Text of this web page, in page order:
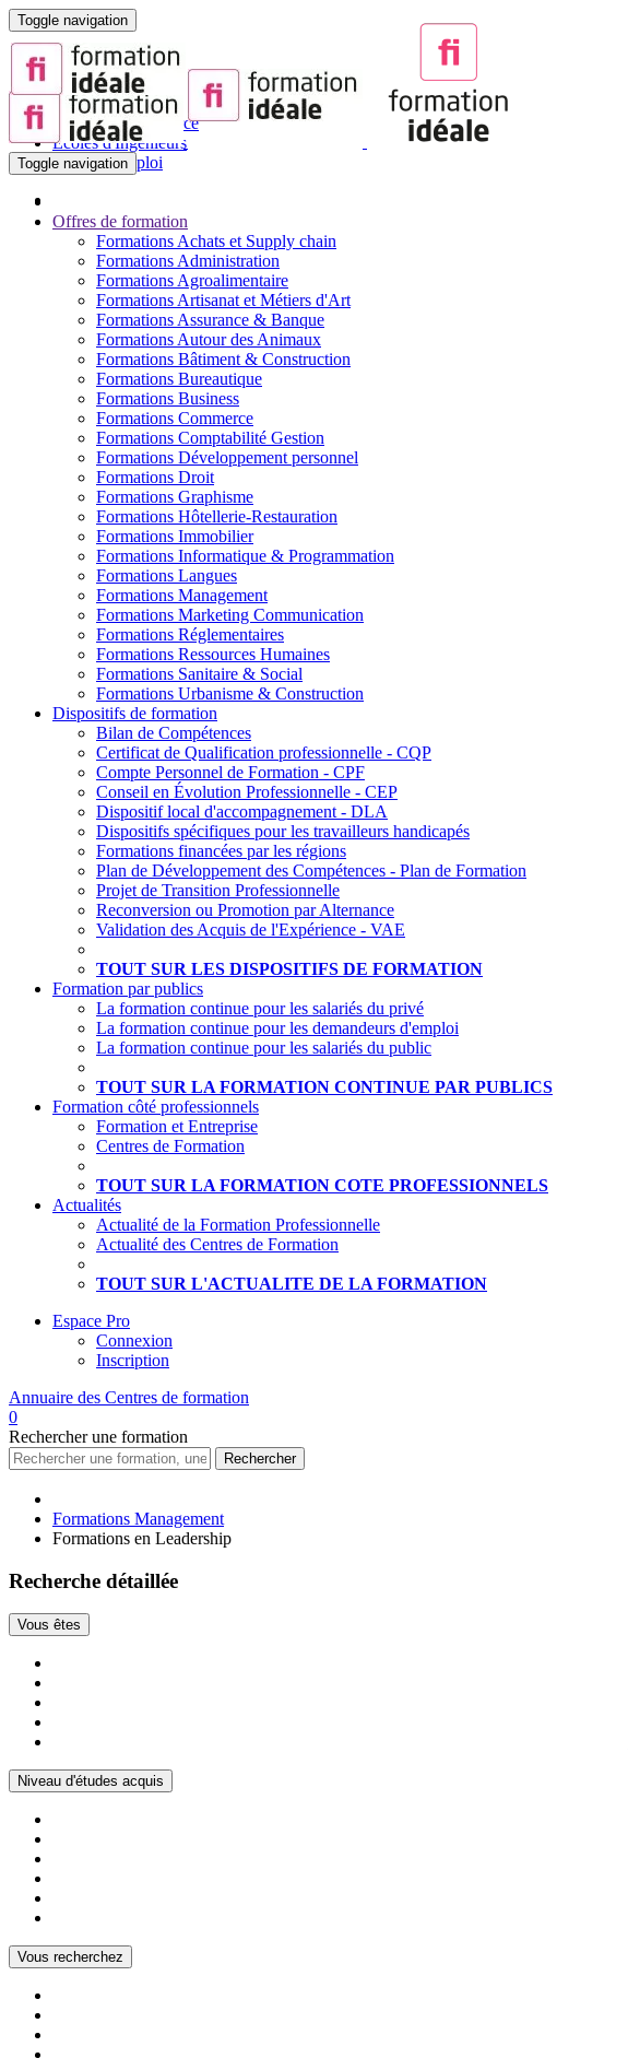
Toggle navigation
Sites partenaires :
BTS
Écoles de Commerce
Écoles d'Ingénieurs
Offres d'Emploi
Toggle navigation
Offres de formation
Formations Achats et Supply chain
Formations Administration
Formations Agroalimentaire
Formations Artisanat et Métiers d'Art
Formations Assurance & Banque
Formations Autour des Animaux
Formations Bâtiment & Construction
Formations Bureautique
Formations Business
Formations Commerce
Formations Comptabilité Gestion
Formations Développement personnel
Formations Droit
Formations Graphisme
Formations Hôtellerie-Restauration
Formations Immobilier
Formations Informatique & Programmation
Formations Langues
Formations Management
Formations Marketing Communication
Formations Réglementaires
Formations Ressources Humaines
Formations Sanitaire & Social
Formations Urbanisme & Construction
Dispositifs de formation
Bilan de Compétences
Certificat de Qualification professionnelle - CQP
Compte Personnel de Formation - CPF
Conseil en Évolution Professionnelle - CEP
Dispositif local d'accompagnement - DLA
Dispositifs spécifiques pour les travailleurs handicapés
Formations financées par les régions
Plan de Développement des Compétences - Plan de Formation
Projet de Transition Professionnelle
Reconversion ou Promotion par Alternance
Validation des Acquis de l'Expérience - VAE
TOUT SUR LES DISPOSITIFS DE FORMATION
Formation par publics
La formation continue pour les salariés du privé
La formation continue pour les demandeurs d'emploi
La formation continue pour les salariés du public
TOUT SUR LA FORMATION CONTINUE PAR PUBLICS
Formation côté professionnels
Formation et Entreprise
Centres de Formation
TOUT SUR LA FORMATION COTE PROFESSIONNELS
Actualités
Actualité de la Formation Professionnelle
Actualité des Centres de Formation
TOUT SUR L'ACTUALITE DE LA FORMATION
Espace Pro
Connexion
Inscription
Annuaire des Centres de formation
0
Rechercherune formation
Rechercher
Formations Management
Formations en Leadership
Recherche détaillée
Vous êtes
Niveau d'études acquis
Vous recherchez